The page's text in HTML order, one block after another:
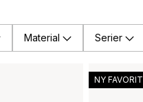
Material Serier
NY FAVORIT